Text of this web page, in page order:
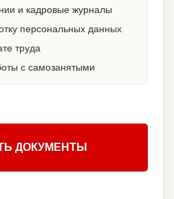
и кадровые журналы
персональных данных
труда
с самозанятыми
ДОКУМЕНТЫ